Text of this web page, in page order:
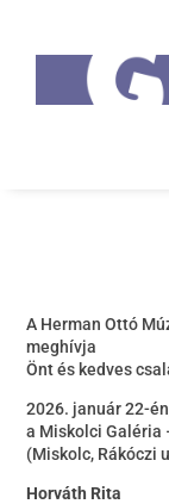
A Herman Ottó
meghívja
Önt és kedves
2026. január 22-
a Miskolci Galéria
(Miskolc, Rákóczi
Horváth Rita